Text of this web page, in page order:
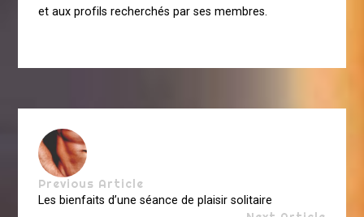
et aux profils recherchés par ses membres.
Previous Article
Les bienfaits d’une séance de plaisir solitaire